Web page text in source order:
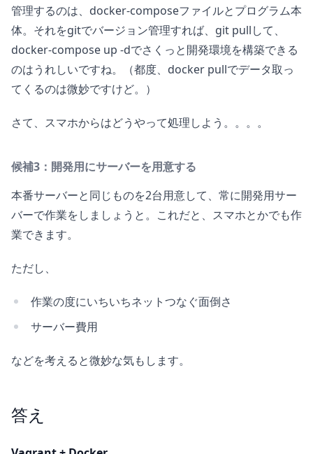
管理するのは、docker-composeファイルとプログラム本
体。それをgitでバージョン管理すれば、git pullして、
docker-compose up -dでさくっと開発環境を構築できる
のはうれしいですね。（都度、docker pullでデータ取っ
てくるのは微妙ですけど。）
さて、スマホからはどうやって処理しよう。。。。
候補3：開発用にサーバーを用意する
本番サーバーと同じものを2台用意して、常に開発用サー
バーで作業をしましょうと。これだと、スマホとかでも作
業できます。
ただし、
作業の度にいちいちネットつなぐ面倒さ
サーバー費用
などを考えると微妙な気もします。
答え